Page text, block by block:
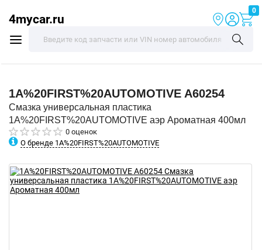
4mycar.ru
0
1A%20FIRST%20AUTOMOTIVE A60254
Смазка универсальная пластика
1A%20FIRST%20AUTOMOTIVE аэр Ароматная 400мл
0 оценок
О бренде 1A%20FIRST%20AUTOMOTIVE